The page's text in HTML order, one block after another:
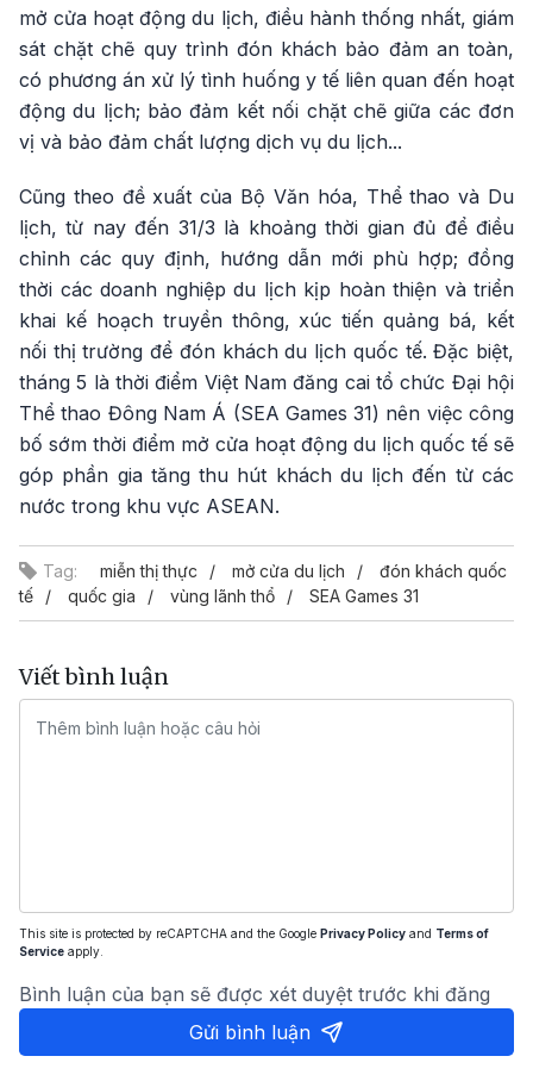
mở cửa hoạt động du lịch, điều hành thống nhất, giám
sát chặt chẽ quy trình đón khách bảo đảm an toàn,
có phương án xử lý tình huống y tế liên quan đến hoạt
động du lịch; bảo đảm kết nối chặt chẽ giữa các đơn
vị và bảo đảm chất lượng dịch vụ du lịch...
Cũng theo đề xuất của Bộ Văn hóa, Thể thao và Du
lịch, từ nay đến 31/3 là khoảng thời gian đủ để điều
chỉnh các quy định, hướng dẫn mới phù hợp; đồng
thời các doanh nghiệp du lịch kịp hoàn thiện và triển
khai kế hoạch truyền thông, xúc tiến quảng bá, kết
nối thị trường để đón khách du lịch quốc tế. Đặc biệt,
tháng 5 là thời điểm Việt Nam đăng cai tổ chức Đại hội
Thể thao Đông Nam Á (SEA Games 31) nên việc công
bố sớm thời điểm mở cửa hoạt động du lịch quốc tế sẽ
góp phần gia tăng thu hút khách du lịch đến từ các
nước trong khu vực ASEAN.
Tag: miễn thị thực mở cửa du lịch
đón khách quốc
tế
quốc gia vùng lãnh thổ SEA Games 31
Viết bình luận
This site is protected by reCAPTCHA and the Google Privacy Policy and Terms of
Service apply.
Bình luận của bạn sẽ được xét duyệt trước khi đăng
Gửi bình luận